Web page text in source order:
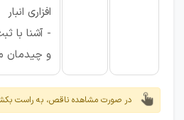
افزاری انبار
- آشنا با
و
در صورت مشاهده ناقص، به راست